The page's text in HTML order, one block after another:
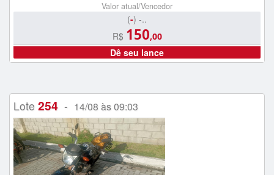
Valor atual/Vencedor
(-) -..
R$ 150,00
Dê seu lance
Lote 254 - 14/08 às 09:03